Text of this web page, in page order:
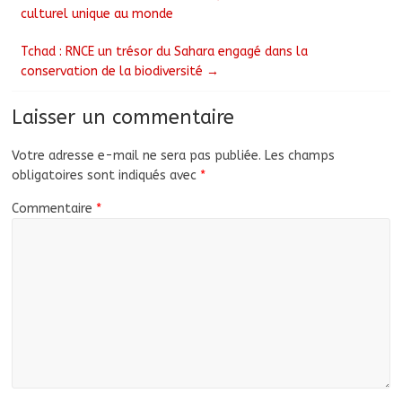
culturel unique au monde
Tchad : RNCE un trésor du Sahara engagé dans la
conservation de la biodiversité →
Laisser un commentaire
Votre adresse e-mail ne sera pas publiée. Les champs
obligatoires sont indiqués avec *
Commentaire *